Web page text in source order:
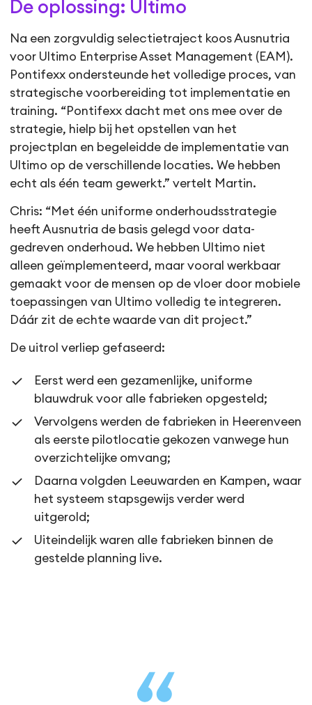
De oplossing: Ultimo
Na een zorgvuldig selectietraject koos Ausnutria
voor Ultimo Enterprise Asset Management (EAM).
Pontifexx ondersteunde het volledige proces, van
strategische voorbereiding tot implementatie en
training. “Pontifexx dacht met ons mee over de
strategie, hielp bij het opstellen van het
projectplan en begeleidde de implementatie van
Ultimo op de verschillende locaties. We hebben
echt als één team gewerkt.” vertelt Martin.
Chris: “Met één uniforme onderhoudsstrategie
heeft Ausnutria de basis gelegd voor data-
gedreven onderhoud. We hebben Ultimo niet
alleen geïmplementeerd, maar vooral werkbaar
gemaakt voor de mensen op de vloer door mobiele
toepassingen van Ultimo volledig te integreren.
Dáár zit de echte waarde van dit project.”
De uitrol verliep gefaseerd:
Eerst werd een gezamenlijke, uniforme
blauwdruk voor alle fabrieken opgesteld;
Vervolgens werden de fabrieken in Heerenveen
als eerste pilotlocatie gekozen vanwege hun
overzichtelijke omvang;
Daarna volgden Leeuwarden en Kampen, waar
het systeem stapsgewijs verder werd
uitgerold;
Uiteindelijk waren alle fabrieken binnen de
gestelde planning live.